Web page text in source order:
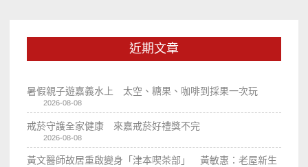
近期文章
暑假親子遊嘉義水上 太空、糖果、咖啡到採果一次玩
2026-08-08
戒菸守護全家健康 來嘉戒菸好禮獎不完
2026-08-08
黃文醫師故居重啟變身「津本喫茶部」 黃敏惠：老屋新生